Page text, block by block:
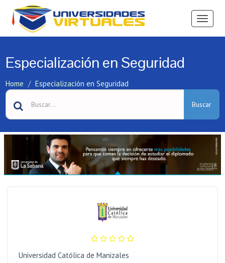
Ver
Especialización en Seguridad
Home Especialización en Seguridad
Buscar
Universidad Católica de Manizales